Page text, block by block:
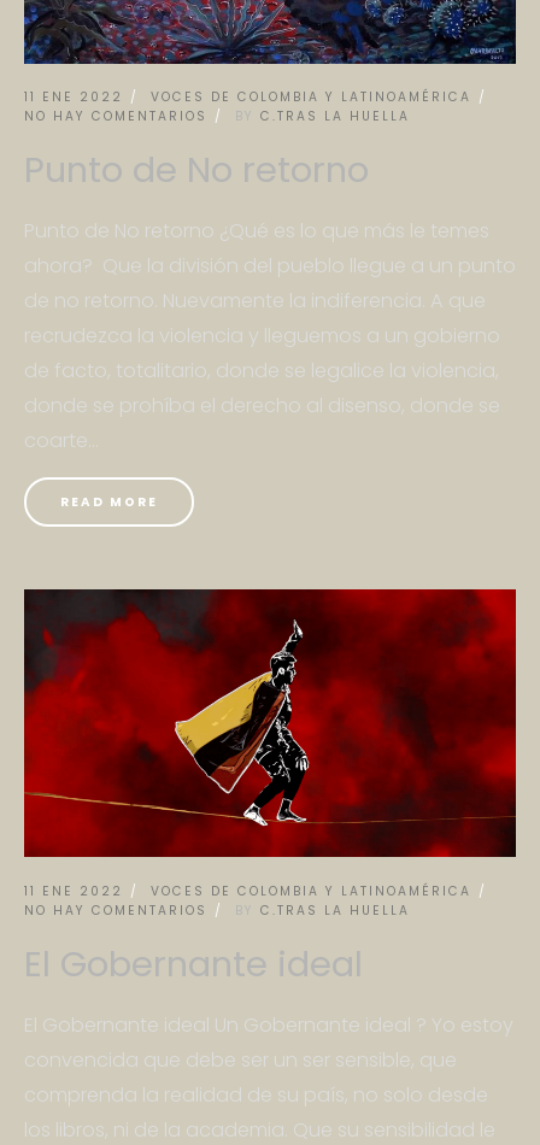
11 ENE 2022
VOCES DE COLOMBIA Y LATINOAMÉRICA
NO HAY COMENTARIOS
BY C.TRAS LA HUELLA
Punto de No retorno
Punto de No retorno ¿Qué es lo que más le temes
ahora? Que la división del pueblo llegue a un punto
de no retorno. Nuevamente la indiferencia. A que
recrudezca la violencia y lleguemos a un gobierno
de facto, totalitario, donde se legalice la violencia,
donde se prohíba el derecho al disenso, donde se
coarte...
READ MORE
11 ENE 2022
VOCES DE COLOMBIA Y LATINOAMÉRICA
NO HAY COMENTARIOS
BY C.TRAS LA HUELLA
El Gobernante ideal
El Gobernante ideal Un Gobernante ideal ? Yo estoy
convencida que debe ser un ser sensible, que
comprenda la realidad de su país, no solo desde
los libros, ni de la academia. Que su sensibilidad le